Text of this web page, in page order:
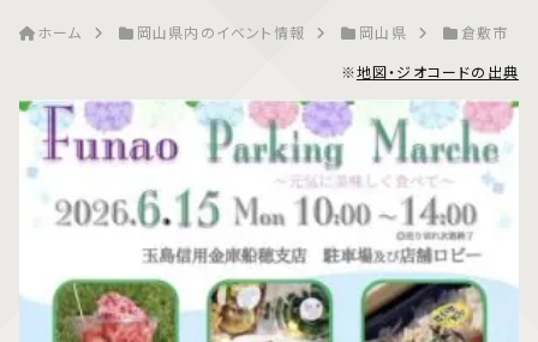
ホーム 岡山県内のイベント情報 岡山県
倉敷市
※地図・ジオコードの出典